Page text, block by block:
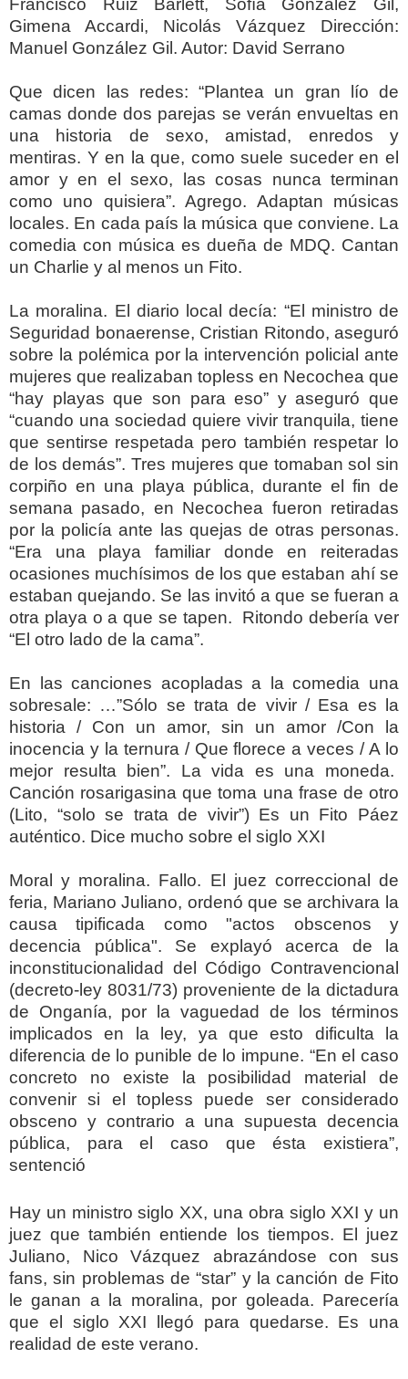
Francisco Ruiz Barlett, Sofía González Gil,
Gimena Accardi, Nicolás Vázquez Dirección:
Manuel González Gil. Autor: David Serrano
Que dicen las redes: “Plantea un gran lío de
camas donde dos parejas se verán envueltas en
una historia de sexo, amistad, enredos y
mentiras. Y en la que, como suele suceder en el
amor y en el sexo, las cosas nunca terminan
como uno quisiera”. Agrego. Adaptan músicas
locales. En cada país la música que conviene. La
comedia con música es dueña de MDQ. Cantan
un Charlie y al menos un Fito.
La moralina. El diario local decía: “El ministro de
Seguridad bonaerense, Cristian Ritondo, aseguró
sobre la polémica por la intervención policial ante
mujeres que realizaban topless en Necochea que
“hay playas que son para eso” y aseguró que
“cuando una sociedad quiere vivir tranquila, tiene
que sentirse respetada pero también respetar lo
de los demás”. Tres mujeres que tomaban sol sin
corpiño en una playa pública, durante el fin de
semana pasado, en Necochea fueron retiradas
por la policía ante las quejas de otras personas.
“Era una playa familiar donde en reiteradas
ocasiones muchísimos de los que estaban ahí se
estaban quejando. Se las invitó a que se fueran a
otra playa o a que se tapen. Ritondo debería ver
“El otro lado de la cama”.
En las canciones acopladas a la comedia una
sobresale: …”Sólo se trata de vivir / Esa es la
historia / Con un amor, sin un amor /Con la
inocencia y la ternura / Que florece a veces / A lo
mejor resulta bien”. La vida es una moneda.
Canción rosarigasina que toma una frase de otro
(Lito, “solo se trata de vivir”) Es un Fito Páez
auténtico. Dice mucho sobre el siglo XXI
Moral y moralina. Fallo. El juez correccional de
feria, Mariano Juliano, ordenó que se archivara la
causa tipificada como "actos obscenos y
decencia pública". Se explayó acerca de la
inconstitucionalidad del Código Contravencional
(decreto-ley 8031/73) proveniente de la dictadura
de Onganía, por la vaguedad de los términos
implicados en la ley, ya que esto dificulta la
diferencia de lo punible de lo impune. “En el caso
concreto no existe la posibilidad material de
convenir si el topless puede ser considerado
obsceno y contrario a una supuesta decencia
pública, para el caso que ésta existiera”,
sentenció
Hay un ministro siglo XX, una obra siglo XXI y un
juez que también entiende los tiempos. El juez
Juliano, Nico Vázquez abrazándose con sus
fans, sin problemas de “star” y la canción de Fito
le ganan a la moralina, por goleada. Parecería
que el siglo XXI llegó para quedarse. Es una
realidad de este verano.